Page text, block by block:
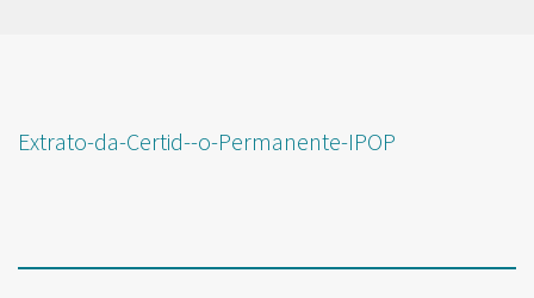
Extrato-da-Certid--o-Permanente-IPOP